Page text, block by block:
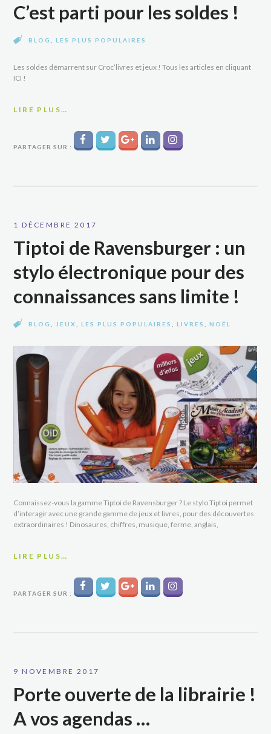
C’est parti pour les soldes !
BLOG ,LES PLUS POPULAIRES
Les soldes démarrent sur Croc’livres et jeux ! Tous les articles en cliquant
ICI !
LIRE PLUS…
PARTAGER SUR :
1 DÉCEMBRE 2017
Tiptoi de Ravensburger : un
stylo électronique pour des
connaissances sans limite !
BLOG JEUX ,LES PLUS POPULAIRES ,LIVRES ,NOËL
Connaissez-vous la gamme Tiptoi de Ravensburger ? Le stylo Tiptoi permet
d’interagir avec une grande gamme de jeux et livres, pour des découvertes
extraordinaires ! Dinosaures, chiffres, musique, ferme, anglais,
LIRE PLUS…
PARTAGER SUR :
9 NOVEMBRE 2017
Porte ouverte de la librairie !
A vos agendas …